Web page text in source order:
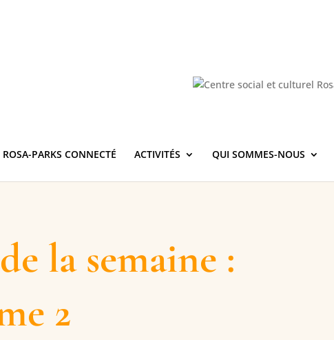
ROSA-PARKS CONNECTÉ ACTIVITÉS QUI SOMMES-NOUS
la semaine :
2